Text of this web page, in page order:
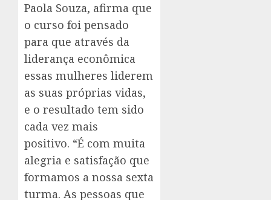
Paola Souza, afirma que
o curso foi pensado
para que através da
liderança econômica
essas mulheres liderem
as suas próprias vidas,
e o resultado tem sido
cada vez mais
positivo. “É com muita
alegria e satisfação que
formamos a nossa sexta
turma. As pessoas que